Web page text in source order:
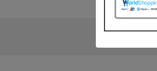
化粧水